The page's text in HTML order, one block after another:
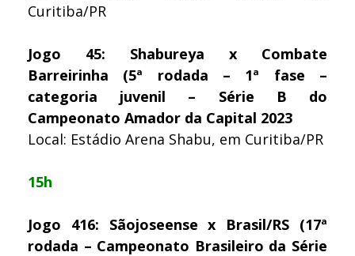
Curitiba/PR
Jogo 45: Shabureya x Combate
Barreirinha (5ª rodada – 1ª fase –
categoria juvenil – Série B do
Campeonato Amador da Capital 2023
Local: Estádio Arena Shabu, em Curitiba/PR
15h
Jogo 416: Sãojoseense x Brasil/RS (17ª
rodada – Campeonato Brasileiro da Série